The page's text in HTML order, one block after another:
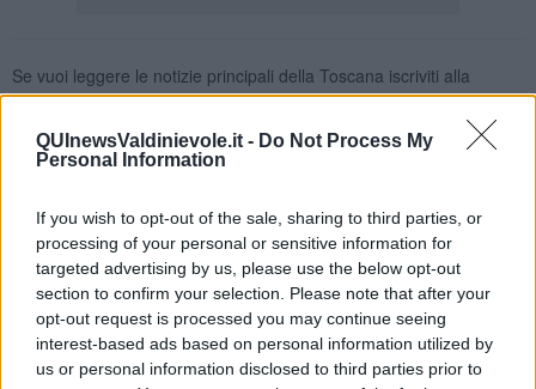
QUInewsValdinievole.it - Do Not Process My
Personal Information
If you wish to opt-out of the sale, sharing to third parties, or
processing of your personal or sensitive information for
targeted advertising by us, please use the below opt-out
section to confirm your selection. Please note that after your
opt-out request is processed you may continue seeing
interest-based ads based on personal information utilized by
us or personal information disclosed to third parties prior to
Se vuoi leggere le notizie principali della Toscana iscriviti alla
Newsletter QUInews - ToscanaMedia.Arriva gratis tutti i giorni
Basta cliccare QUI
Articoli dal Blog “Raccontare di Gusto” di Rubina Rovini
Vellutata di cime di rapa al cumino e latte di cocco
Spaghetti con crema di zucca e...
Crostatina con crema al grana padano, gelatina al melone e
lavanda
Meloncino, liquore al melone mantovano IGP